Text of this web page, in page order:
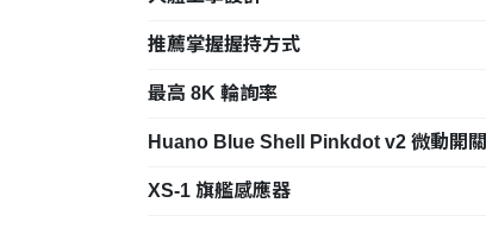
推薦掌握握持方式
最高 8K 輪詢率
Huano Blue Shell Pinkdot v2 微動開關
XS-1 旗艦感應器